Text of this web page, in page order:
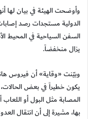
وأوضحت الهيئة في بيان لها
الدولية مستجدات رصد
السفن السياحية في المحيط
يزال منخفضاً.
وبيّنت «وقاية» أن فيروس
يكون خطيراً في بعض الحالات،
المصابة مثل البول أو
بها، مشيرة إلى أن انتقال